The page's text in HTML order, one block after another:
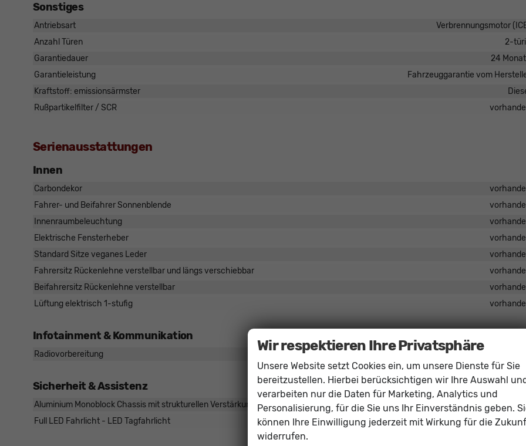
Sonstiges
Antriebsart
Verbrennungsmotor
Anzahl Türen
2-
Garantiedauer
24
Garantieleistung
Fahrzeuggarantie vom
Kraftstoff: emissionsärmster
Rußpartikelfilter / SCR
Serienausstattungen
Innen
Carbondekor
Fahrer- und Beifahrer Sonnenblende
Innenraumbeleuchtung
Elektrische Fensterheber
Standard Sitze veganes Leder
Fahrersitz Rückenlehne verstellbar und längs verschiebbar
Beifahrersitz Rückenlehne verstellbar
Lüftung elektrisch 1-stufig
Infotainment & Kommunikation
Radiovorbereitung
Sicherheit & Assistenz
Aluminium Monoblock Chassis mit strukturellen Verstärkungen und mit Rohrrahmen Verstärkung
Full LED Fahrlicht - LED Tagfahrlicht
Wir respektieren Ihre Privatsphäre
Unsere Website setzt Cookies ein, um unsere Dienste für Sie
bereitzustellen. Hierbei berücksichtigen wir Ihre Auswahl
verarbeiten nur die Daten für Marketing, Analytics und
Personalisierung, für die Sie uns Ihr Einverständnis geben.
können Ihre Einwilligung jederzeit mit Wirkung für die
widerrufen.